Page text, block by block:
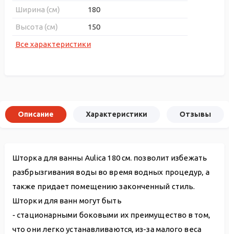
Ширина (см)
180
Высота (см)
150
Все характеристики
Описание Характеристики Отзывы
Шторка для ванны Aulica 180 см. позволит избежать
разбрызгивания воды во время водных процедур, а
также придает помещению законченный стиль.
Шторки для ванн могут быть
- стационарными боковыми их преимущество в том,
что они легко устанавливаются, из-за малого веса